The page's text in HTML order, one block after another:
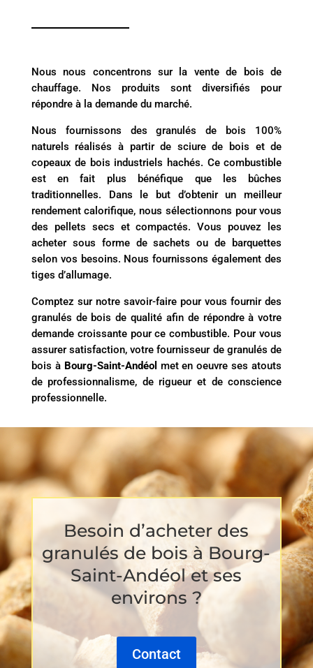
Nous nous concentrons sur la vente de bois de
chauffage. Nos produits sont diversifiés pour
répondre à la demande du marché.
Nous fournissons des granulés de bois 100%
naturels réalisés à partir de sciure de bois et de
copeaux de bois industriels hachés. Ce combustible
est en fait plus bénéfique que les bûches
traditionnelles. Dans le but d’obtenir un meilleur
rendement calorifique, nous sélectionnons pour vous
des pellets secs et compactés. Vous pouvez les
acheter sous forme de sachets ou de barquettes
selon vos besoins. Nous fournissons également des
tiges d’allumage.
Comptez sur notre savoir-faire pour vous fournir des
granulés de bois de qualité afin de répondre à votre
demande croissante pour ce combustible. Pour vous
assurer satisfaction, votre fournisseur de granulés de
bois à Bourg-Saint-Andéol met en oeuvre ses atouts
de professionnalisme, de rigueur et de conscience
professionnelle.
Besoin d’acheter des
granulés de bois à Bourg-
Saint-Andéol et ses
environs ?
Contact